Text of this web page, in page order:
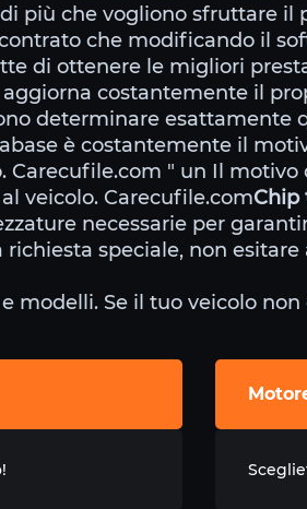
più che vogliono sfruttare il
che modificando il
di ottenere le migliori
costantemente il
determinare esattamente
è costantemente il
Carecufile.com " un Il motivo
veicolo. Carecufile.comChip
necessarie per
speciale, non esitare
modelli. Se il tuo veicolo